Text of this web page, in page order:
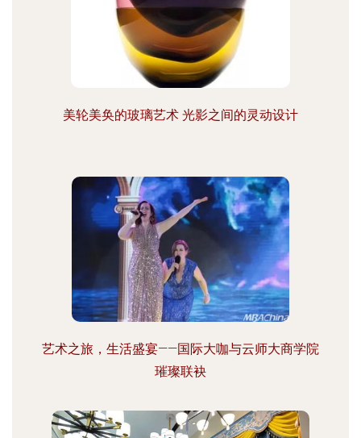
美轮美奂的玻璃艺术 光影之间的灵动设计
艺术之旅，生活盛宴——国际大咖与云师大商学院
璀璨联袂